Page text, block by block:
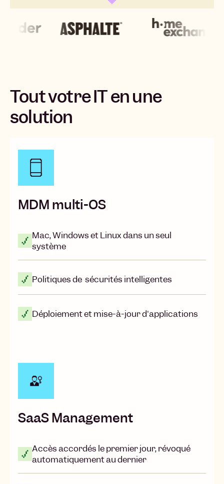
Tout votre IT en une
solution
MDM multi-OS
Mac, Windows et Linux dans un seul
système
Politiques de sécurités intelligentes
Déploiement et mise-à-jour d'applications
SaaS Management
Accès accordés le premier jour, révoqué
automatiquement au dernier